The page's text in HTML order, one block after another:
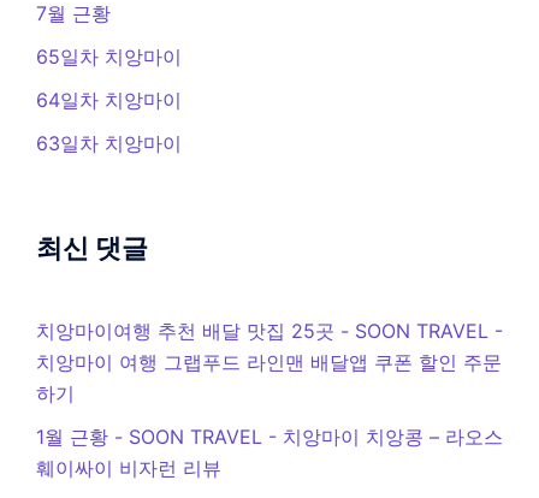
7월 근황
65일차 치앙마이
64일차 치앙마이
63일차 치앙마이
최신 댓글
치앙마이여행 추천 배달 맛집 25곳 - SOON TRAVEL -
치앙마이 여행 그랩푸드 라인맨 배달앱 쿠폰 할인 주문
하기
1월 근황 - SOON TRAVEL - 치앙마이 치앙콩 – 라오스
훼이싸이 비자런 리뷰